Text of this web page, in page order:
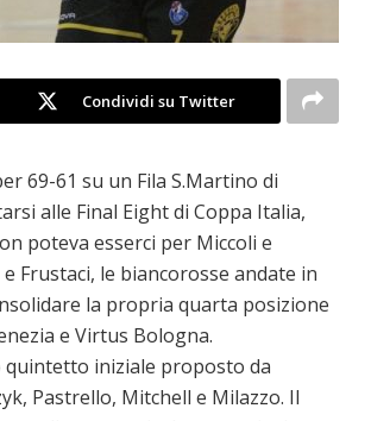
Condividi su Twitter
69-61 su un Fila S.Martino di
alle Final Eight di Coppa Italia,
poteva esserci per Miccoli e
Frustaci, le biancorosse andate in
la propria quarta posizione
e Virtus Bologna.
quintetto iniziale proposto da
Pastrello, Mitchell e Milazzo. Il